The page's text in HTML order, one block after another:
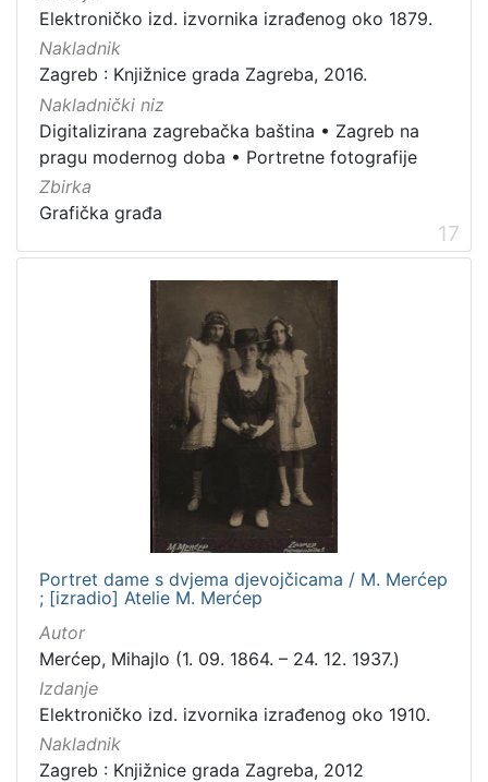
Elektroničko izd. izvornika izrađenog oko 1879.
Nakladnik
Zagreb : Knjižnice grada Zagreba, 2016.
Nakladnički niz
Digitalizirana zagrebačka baština • Zagreb na
pragu modernog doba • Portretne fotografije
Zbirka
Grafička građa
17
Portret dame s dvjema djevojčicama / M. Merćep
; [izradio] Atelie M. Merćep
Autor
Merćep, Mihajlo (1. 09. 1864. – 24. 12. 1937.)
Izdanje
Elektroničko izd. izvornika izrađenog oko 1910.
Nakladnik
Zagreb : Knjižnice grada Zagreba, 2012